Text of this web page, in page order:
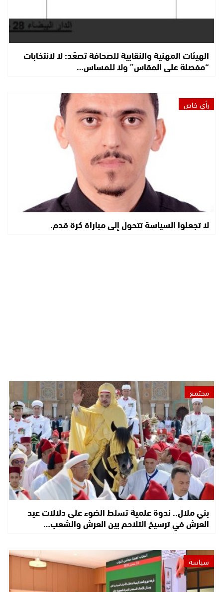
الهيئات المهنية والنقابية للصحافة تصعّد: لا لانتخابات
“مفصلة على المقاس” ولا للمساس…
رأي خاص
لا تجعلوا السياسة تتحول إلى مباراة كرة قدم.
مجتمع
بني ملال.. ندوة علمية تسلط الضوء على دلالات عيد
العرش في ترسيخ التلاحم بين العرش والشعب…
سياسة